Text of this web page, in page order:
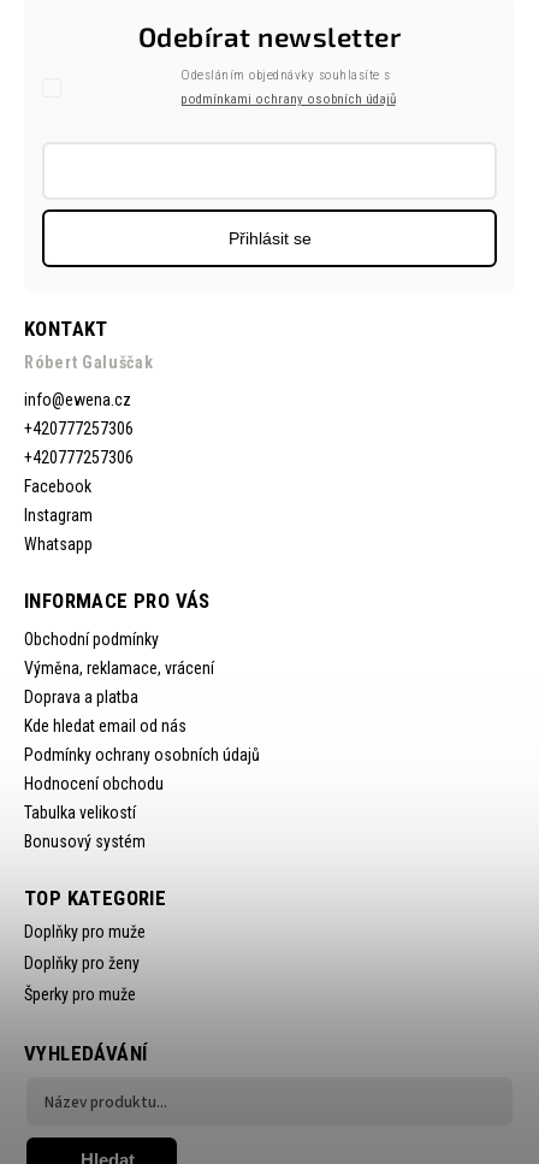
KONTAKT
Róbert Galuščak
info@ewena.cz
+420777257306
+420777257306
Facebook
Instagram
Whatsapp
INFORMACE PRO VÁS
Obchodní podmínky
Výměna, reklamace, vrácení
Doprava a platba
Kde hledat email od nás
Podmínky ochrany osobních údajů
Hodnocení obchodu
Tabulka velikostí
Bonusový systém
Odebírat newsletter
Odesláním objednávky souhlasíte s
podmínkami ochrany osobních údajů
Přihlásit se
TOP KATEGORIE
Doplňky pro muže
Doplňky pro ženy
Šperky pro muže
VYHLEDÁVÁNÍ
Hledat